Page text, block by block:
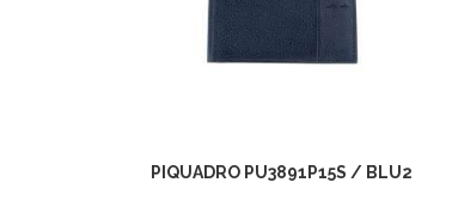
PIQUADRO PU3891P15S / BLU2